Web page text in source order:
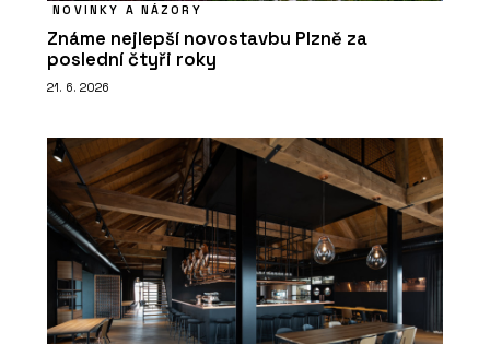
NOVINKY A NÁZORY
Známe nejlepší novostavbu Plzně za
poslední čtyři roky
21. 6. 2026